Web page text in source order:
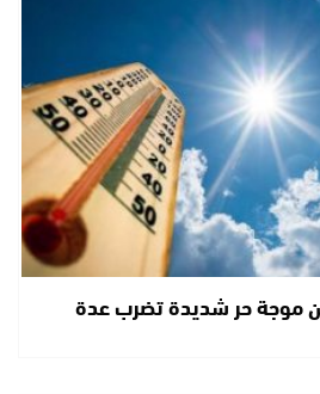
موجة حر شديدة تضرب عدة